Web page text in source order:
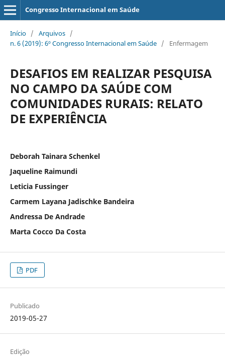
Congresso Internacional em Saúde
Início / Arquivos /
n. 6 (2019): 6º Congresso Internacional em Saúde / Enfermagem
DESAFIOS EM REALIZAR PESQUISA
NO CAMPO DA SAÚDE COM
COMUNIDADES RURAIS: RELATO
DE EXPERIÊNCIA
Deborah Tainara Schenkel
Jaqueline Raimundi
Leticia Fussinger
Carmem Layana Jadischke Bandeira
Andressa De Andrade
Marta Cocco Da Costa
PDF
Publicado
2019-05-27
Edição